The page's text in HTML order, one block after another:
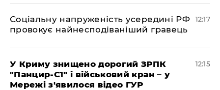
Соціальну напруженість усередині РФ
провокує найнесподіваніший гравець
12:17
У Криму знищено дорогий ЗРПК
"Панцир-С1" і військовий кран – у
Мережі з'явилося відео ГУР
12:15